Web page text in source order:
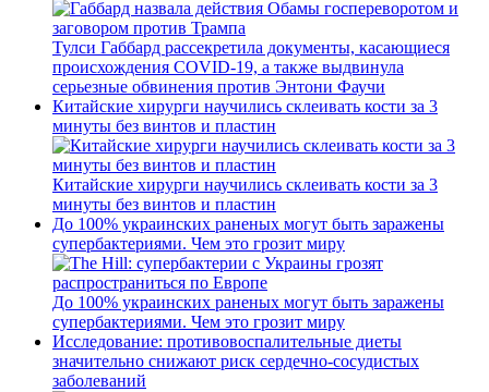
Тулси Габбард рассекретила документы, касающиеся
происхождения COVID-19, а также выдвинула
серьезные обвинения против Энтони Фаучи
Китайские хирурги научились склеивать кости за 3
минуты без винтов и пластин
Китайские хирурги научились склеивать кости за 3
минуты без винтов и пластин
До 100% украинских раненых могут быть заражены
супербактериями. Чем это грозит миру
До 100% украинских раненых могут быть заражены
супербактериями. Чем это грозит миру
Исследование: противовоспалительные диеты
значительно снижают риск сердечно-сосудистых
заболеваний